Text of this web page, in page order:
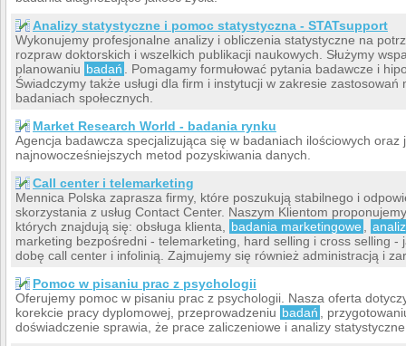
Analizy statystyczne i pomoc statystyczna - STATsupport
Wykonujemy profesjonalne analizy i obliczenia statystyczne na
rozpraw doktorskich i wszelkich publikacji naukowych. Służymy
planowaniu badań
. Pomagamy formułować pytania badawcze i
Świadczymy także usługi dla firm i instytucji w zakresie
badaniach społecznych.
Market Research World - badania rynku
Agencja badawcza specjalizująca się w badaniach ilościowych
najnowocześniejszych metod pozyskiwania danych.
Call center i telemarketing
Mennica Polska zaprasza firmy, które poszukują stabilnego i
skorzystania z usług Contact Center. Naszym Klientom
których znajdują się: obsługa klienta,
badania marketingowe
marketing bezpośredni - telemarketing, hard selling i cross selling -
dobę call center i infolinią. Zajmujemy się również administracją i
Pomoc w pisaniu prac z psychologii
Oferujemy pomoc w pisaniu prac z psychologii. Nasza oferta
korekcie pracy dyplomowej, przeprowadzeniu badań
,
doświadczenie sprawia, że prace zaliczeniowe i analizy